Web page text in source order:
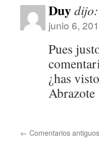
Duydijo:
junio 6,
Pues
¿has
Abrazote
← Comentarios antiguos